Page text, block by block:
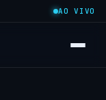
AO VIVO